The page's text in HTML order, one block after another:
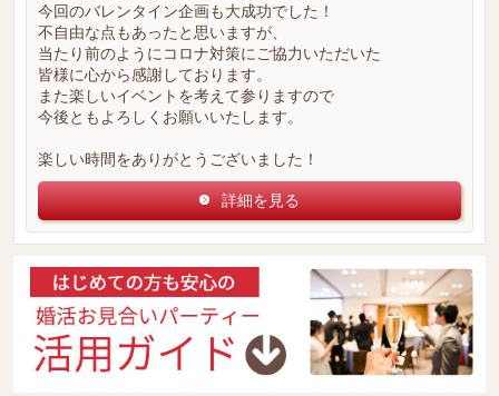
今回のバレンタイン企画も大成功でした！
不自由な点もあったと思いますが、
当たり前のようにコロナ対策にご協力いただいた
皆様に心から感謝しております。
また楽しいイベントを考えて参りますので
今後ともよろしくお願いいたします。
楽しい時間をありがとうございました！
詳細を見る